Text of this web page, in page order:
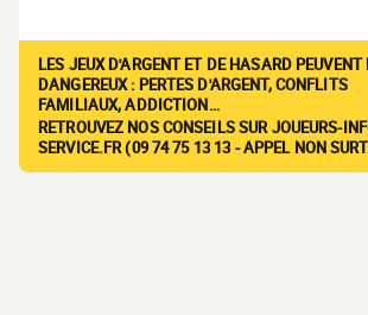
LES JEUX D'ARGENT ET DE HASARD PEUVENT
DANGEREUX : PERTES D'ARGENT, CONFLITS
FAMILIAUX, ADDICTION…
RETROUVEZ NOS CONSEILS SUR JOUEURS-
SERVICE.FR (09 74 75 13 13 - APPEL NON